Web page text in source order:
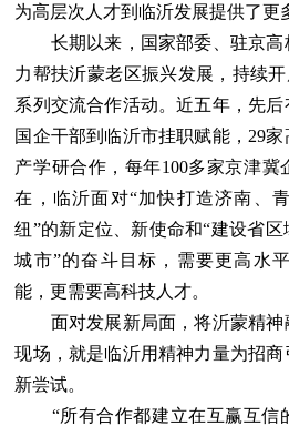
为高层次人才到临沂发展提供了更
长期以来，国家部委、驻京高
力帮扶沂蒙老区振兴发展，持续
系列交流合作活动。近五年，先后
国企干部到临沂市挂职赋能，29
产学研合作，每年100多家京津
在，临沂面对“加快打造济南、
纽”的新定位、新使命和“建设省
城市”的奋斗目标，需要更高水
能，更需要高科技人才。
面对发展新局面，将沂蒙精神
现场，就是临沂用精神力量为招
新尝试。
“所有合作都建立在互赢互信